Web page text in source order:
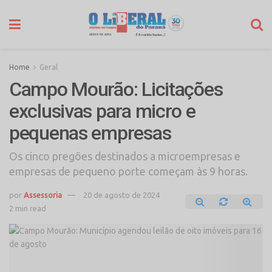
Home Geral
Campo Mourão: Licitações
exclusivas para micro e
pequenas empresas
Os cinco pregões destinados a microempresas e
empresas de pequeno porte começam às 9 horas.
por Assessoria
20 de agosto de 2024
2 min read